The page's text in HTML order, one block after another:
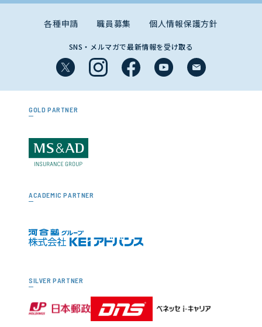
各種申請 職員募集 個人情報保護方針
SNS・メルマガで最新情報を受け取る
GOLD PARTNER
ACADEMIC PARTNER
SILVER PARTNER